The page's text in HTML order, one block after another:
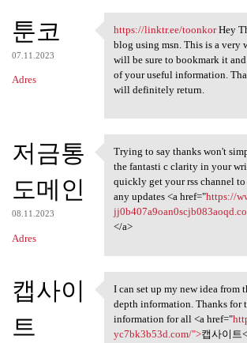
툰코
07.11.2023
Adres
https://linktr.ee/
https://linktr.ee/toonkorHey
blog using msn. This is a very
will be sure to bookmark it
of your useful information.
will definitely return.
저금통
도메인
08.11.2023
Adres
Trying to say thanks
Trying to say thanks won't
the fantasti c clarity in your
quickly get your rss channel
any updates <a href="https://
</a>
캡사이
트
I can set up my new
I can set up my new idea from
depth information. Thanks for
information for all <a href="
yc7bk3b53d.com/">캡사이트